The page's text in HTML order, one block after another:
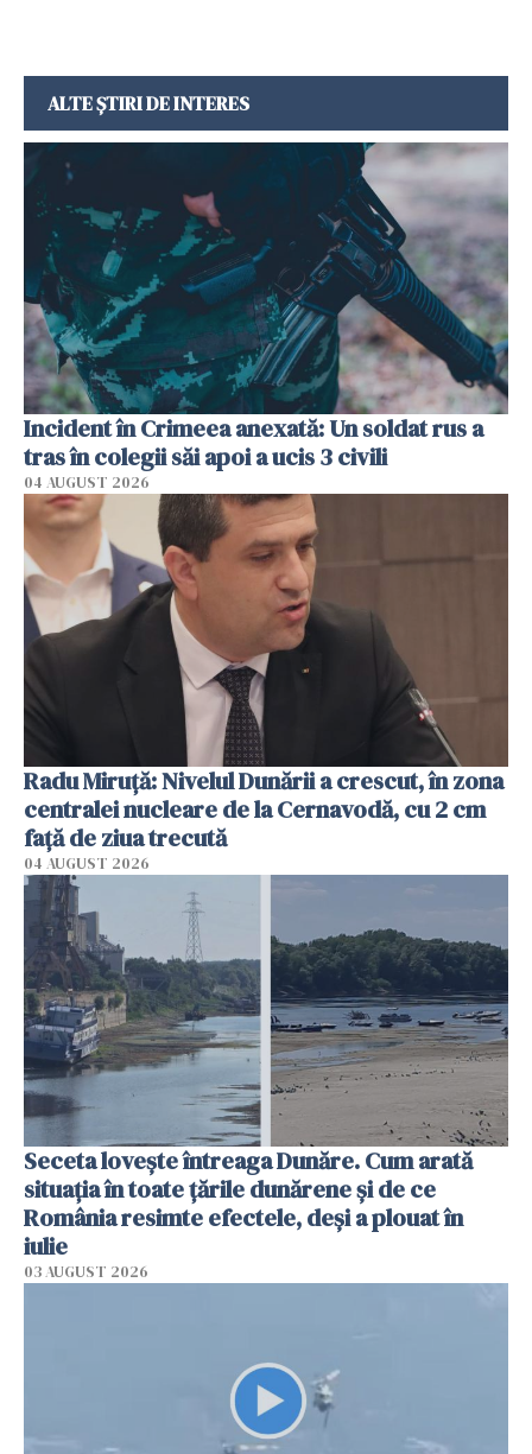
ALTE ȘTIRI DE INTERES
Incident în Crimeea anexată: Un soldat rus a
tras în colegii săi apoi a ucis 3 civili
04 AUGUST 2026
Radu Miruţă: Nivelul Dunării a crescut, în zona
centralei nucleare de la Cernavodă, cu 2 cm
faţă de ziua trecută
04 AUGUST 2026
Seceta lovește întreaga Dunăre. Cum arată
situația în toate țările dunărene și de ce
România resimte efectele, deși a plouat în
iulie
03 AUGUST 2026